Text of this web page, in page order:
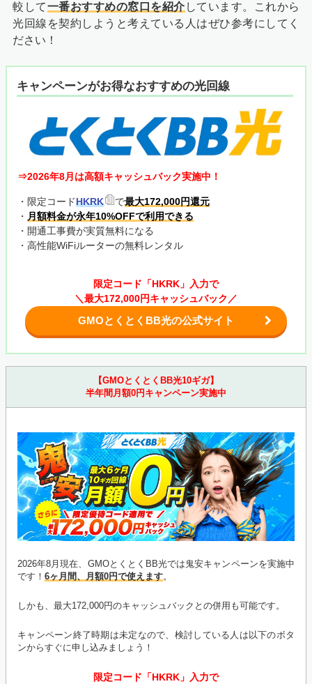
較して一番おすすめの窓口を紹介 しています。これから
光回線を契約しようと考えている人はぜひ参考にしてく
ださい！
キャンペーンがお得なおすすめの光回線
⇒2026年8月は高額キャッシュバック実施中！
・限定コードHKRK で最大172,000円還元
・ 月額料金が永年10%OFFで利用できる
・開通工事費が実質無料になる
・高性能WiFiルーターの無料レンタル
限定コード「HKRK」入力で
＼最大172,000円キャッシュバック／
GMOとくとくBB光の公式サイト
【GMOとくとくBB光10ギガ】
半年間月額0円キャンペーン実施中
2026年8月現在、GMOとくとくBB光では鬼安キャンペーンを実施中
です！ 6ヶ月間、月額0円で使えます。
しかも、最大172,000円のキャッシュバックとの併用も可能です。
キャンペーン終了時期は未定なので、検討している人は以下のボタ
ンからすぐに申し込みましょう！
限定コード「HKRK」入力で